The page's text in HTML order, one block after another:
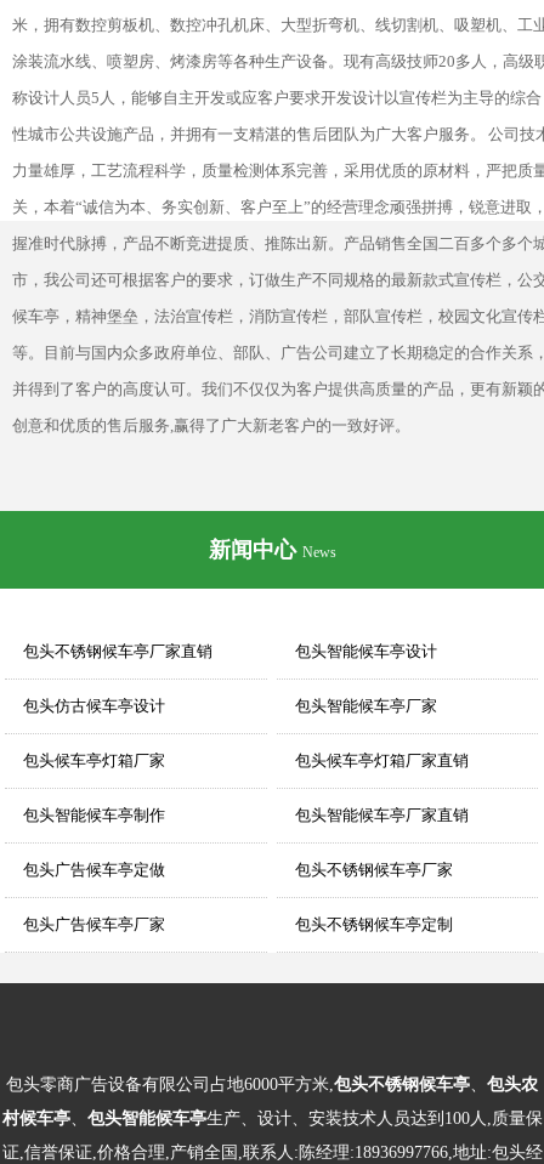
米，拥有数控剪板机、数控冲孔机床、大型折弯机、线切割机、吸塑机、工
涂装流水线、喷塑房、烤漆房等各种生产设备。现有高级技师20多人，高级
称设计人员5人，能够自主开发或应客户要求开发设计以宣传栏为主导的综合
性城市公共设施产品，并拥有一支精湛的售后团队为广大客户服务。 公司技
力量雄厚，工艺流程科学，质量检测体系完善，采用优质的原材料，严把质
关，本着“诚信为本、务实创新、客户至上”的经营理念顽强拼搏，锐意进取
握准时代脉搏，产品不断竞进提质、推陈出新。产品销售全国二百多个多个
市，我公司还可根据客户的要求，订做生产不同规格的最新款式宣传栏，公
候车亭，精神堡垒，法治宣传栏，消防宣传栏，部队宣传栏，校园文化宣传
等。目前与国内众多政府单位、部队、广告公司建立了长期稳定的合作关系
并得到了客户的高度认可。我们不仅仅为客户提供高质量的产品，更有新颖
创意和优质的售后服务,赢得了广大新老客户的一致好评。
新闻中心 News
包头不锈钢候车亭厂家直销 包头智能候车亭设计
包头仿古候车亭设计 包头智能候车亭厂家
包头候车亭灯箱厂家 包头候车亭灯箱厂家直销
包头智能候车亭制作 包头智能候车亭厂家直销
包头广告候车亭定做 包头不锈钢候车亭厂家
包头广告候车亭厂家 包头不锈钢候车亭定制
包头零商广告设备有限公司占地6000平方米,包头不锈钢候车亭、 包头农
村候车亭、 包头智能候车亭生产、设计、安装技术人员达到100人,质量保
证,信誉保证,价格合理,产销全国,联系人:陈经理:18936997766,地址:包头经